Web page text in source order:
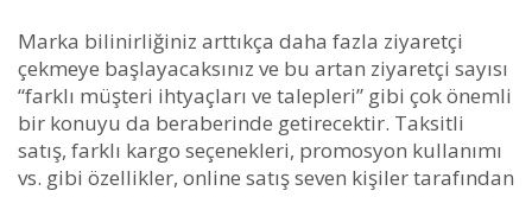
Marka bilinirliğiniz arttıkça daha fazla ziyaretçi
çekmeye başlayacaksınız ve bu artan ziyaretçi sayısı
“farklı müşteri ihtyaçları ve talepleri” gibi çok önemli
bir konuyu da beraberinde getirecektir. Taksitli
satış, farklı kargo seçenekleri, promosyon kullanımı
vs. gibi özellikler, online satış seven kişiler tarafından